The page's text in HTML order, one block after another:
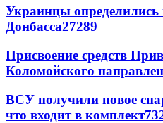
Украинцы определились
Донбасса27289
Присвоение средств
Коломойского
ВСУ получили новое
что входит в комплект